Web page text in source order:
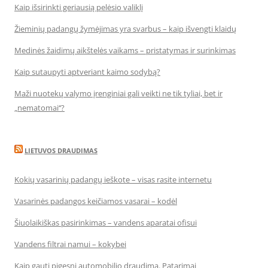
Kaip išsirinkti geriausią pelėsio valiklį
Žieminių padangų žymėjimas yra svarbus – kaip išvengti klaidų
Medinės žaidimų aikštelės vaikams – pristatymas ir surinkimas
Kaip sutaupyti aptveriant kaimo sodybą?
Maži nuotekų valymo įrenginiai gali veikti ne tik tyliai, bet ir
„nematomai‘‘?
LIETUVOS DRAUDIMAS
Kokių vasarinių padangų ieškote – visas rasite internetu
Vasarinės padangos keičiamos vasarai – kodėl
Šiuolaikiškas pasirinkimas – vandens aparatai ofisui
Vandens filtrai namui – kokybei
Kaip gauti pigesnį automobilio draudimą. Patarimai